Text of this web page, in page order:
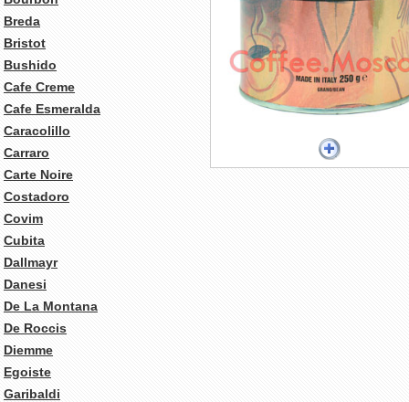
Breda
Bristot
Bushido
Cafe Creme
Cafe Esmeralda
Caracolillo
Carraro
Carte Noire
Costadoro
Covim
Cubita
Dallmayr
Danesi
De La Montana
De Roccis
Diemme
Egoiste
Garibaldi